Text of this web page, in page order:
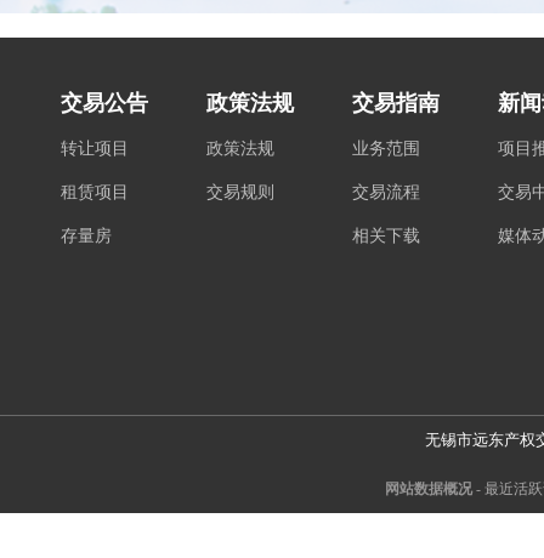
交易公告
转让项目
租赁项目
存量房
政策法规
政策法规
交易规则
交易指南
业务范围
交易流程
相关下载
新
项目
交易
媒体
无锡市远东产权
网站数据概况 - 最近活